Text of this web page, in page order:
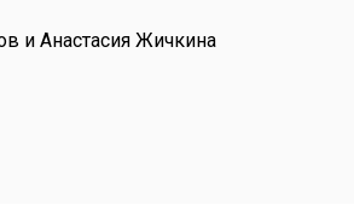
и Анастасия Жичкина